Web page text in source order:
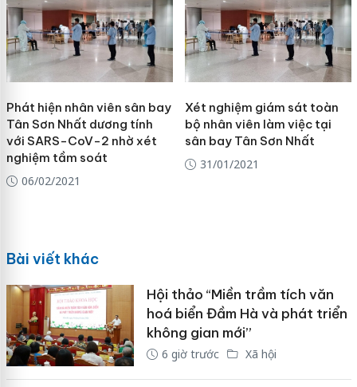
Phát hiện nhân viên sân bay
Tân Sơn Nhất dương tính
với SARS-CoV-2 nhờ xét
nghiệm tầm soát
06/02/2021
Xét nghiệm giám sát toàn
bộ nhân viên làm việc tại
sân bay Tân Sơn Nhất
31/01/2021
Bài viết khác
Hội thảo “Miền trầm tích văn
hoá biển Đầm Hà và phát triển
không gian mới”
6 giờ trước Xã hội